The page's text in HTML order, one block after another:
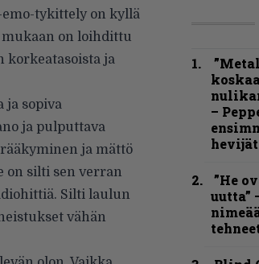
tykittely on kyllä
on loihdittu
korkeatasoista ja
ja sopiva
ja pulputtava
ja mättö
on silti sen verran
Silti laulun
vähän
–
”He
uutta”